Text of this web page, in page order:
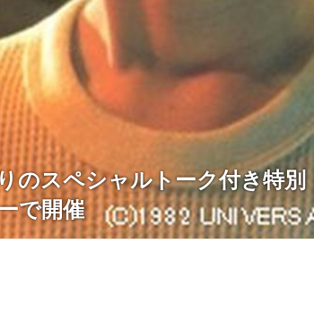
のスペシャルトーク付き特別
で開催